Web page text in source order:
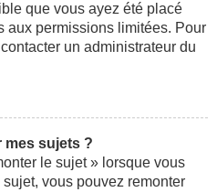
que vous ayez été placé
aux permissions limitées. Pour
un administrateur du
mes sujets ?
le sujet » lorsque vous
vous pouvez remonter